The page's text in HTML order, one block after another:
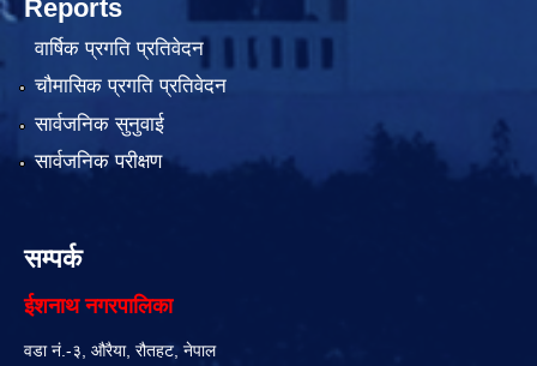
Reports
वार्षिक प्रगति प्रतिवेदन
चौमासिक प्रगति प्रतिवेदन
सार्वजनिक सुनुवाई
सार्वजनिक परीक्षण
सम्पर्क
ईशनाथ नगरपालिका
वडा नं.-३, औरैया, रौतहट, नेपाल